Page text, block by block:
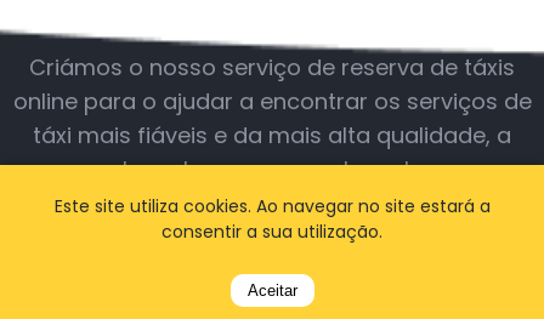
Criámos o nosso serviço de reserva de táxis
online para o ajudar a encontrar os serviços de
táxi mais fiáveis e da mais alta qualidade, a
qualquer hora e em qualquer lugar.
BOOK A TAXI
Este site utiliza cookies. Ao navegar no site estará a
consentir a sua utilização.
Aceitar